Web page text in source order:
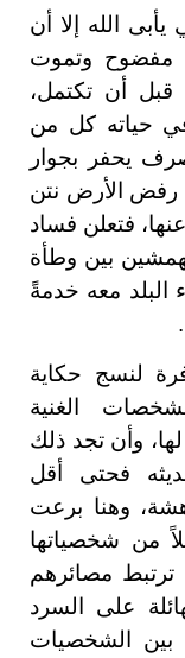
الله إلا أن
مفضوح وتموت
أن تكتمل،
حياته كل من
يحفر بجوار
رفض الأرض نتن
فتعلن فساد
بين وطأة
البلد معه خدمةً
لنسج حكاية
الغنية
وأن تجد ذلك
فحتى أقل
وهنا برعت
من شخصياتها
مصائرهم
على السرد
بين الشخصيات